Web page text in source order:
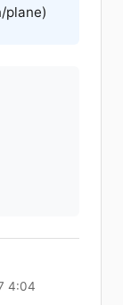
plane)
4:04